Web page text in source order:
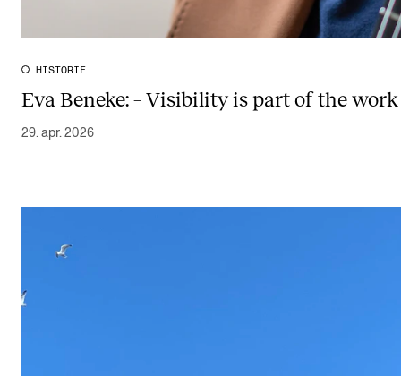
HISTORIE
Eva Beneke: – Visibility is part of the work
29. apr. 2026